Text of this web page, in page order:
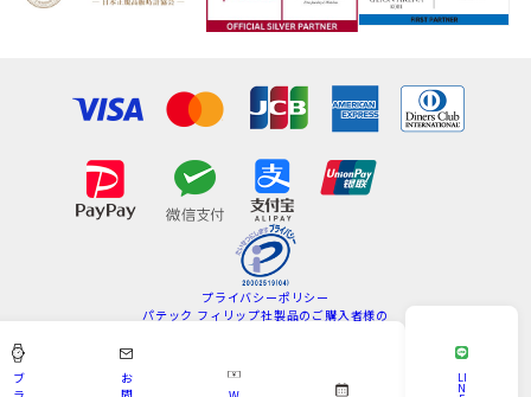
プライバシーポリシー
パテック フィリップ社製品のご購入者様の
サイトマップ
ブ お LI
N